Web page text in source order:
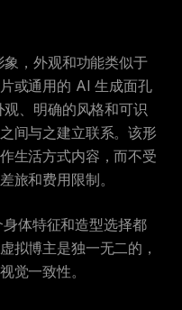
，外观和功能类似于
或通用的 AI 生成面孔
、明确的风格和可识
间与之建立联系。该形
生活方式内容，而不受
旅和费用限制。
体特征和造型选择都
拟博主是独一无二的，
觉一致性。